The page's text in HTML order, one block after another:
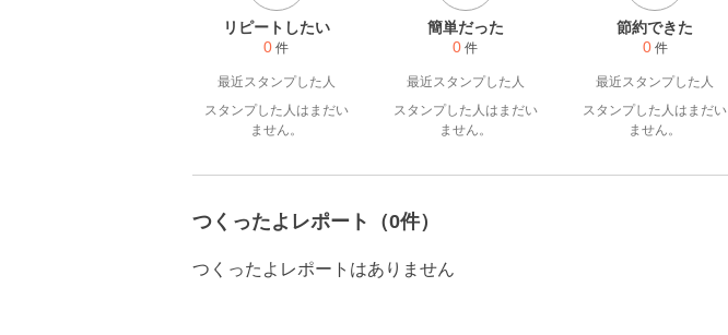
リピートしたい
0 件
最近スタンプした人
スタンプした人はまだい
ません。
簡単だった
0 件
最近スタンプした人
スタンプした人はまだい
ません。
節約できた
0 件
最近スタンプした人
スタンプした人はまだい
ません。
つくったよレポート（0件）
つくったよレポートはありません